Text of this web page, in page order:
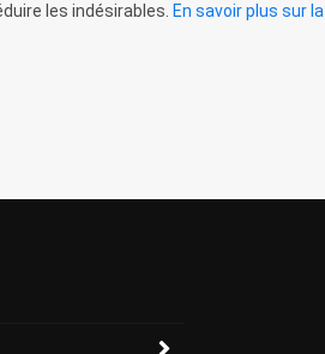
les indésirables. En savoir plus sur